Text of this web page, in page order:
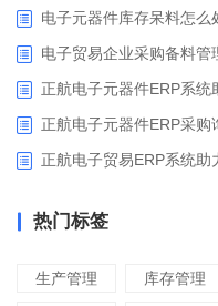
电子元器件库存呆料怎么
电子贸易企业采购备料管
正航电子元器件ERP系统
正航电子元器件ERP采购
正航电子贸易ERP系统助
热门标签
生产管理 库存管理